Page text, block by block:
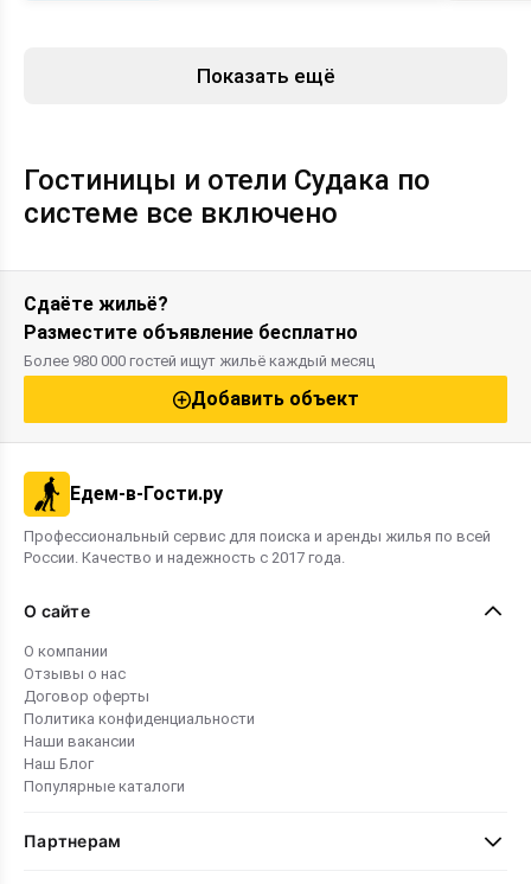
Показать ещё
Гостиницы и отели Судака по
системе все включено
Сдаёте жильё?
Разместите объявление бесплатно
Более 980 000 гостей ищут жильё каждый месяц
Добавить объект
Едем-в-Гости.ру
Профессиональный сервис для поиска и аренды жилья по всей
России. Качество и надежность с 2017 года.
О сайте
О компании
Отзывы о нас
Договор оферты
Политика конфиденциальности
Наши вакансии
Наш Блог
Популярные каталоги
Партнерам